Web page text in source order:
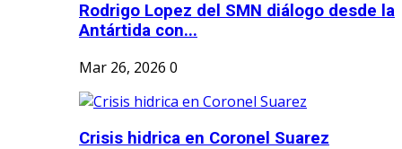
Rodrigo Lopez del SMN diálogo desde la
Antártida con...
Mar 26, 2026 0
Crisis hidrica en Coronel Suarez